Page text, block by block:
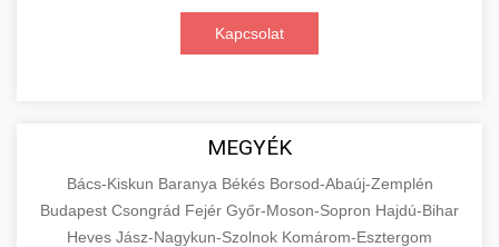
Kapcsolat
MEGYÉK
Bács-Kiskun Baranya Békés Borsod-Abaúj-Zemplén
Budapest Csongrád Fejér Győr-Moson-Sopron Hajdú-Bihar
Heves Jász-Nagykun-Szolnok Komárom-Esztergom